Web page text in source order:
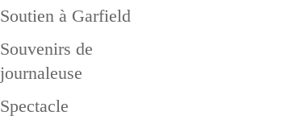
Soutien à Garfield
Souvenirs de
journaleuse
Spectacle